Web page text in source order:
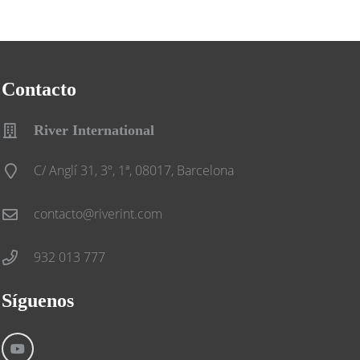
Contacto
River International
C/ Anglí 31, 3º, 1ª, 08017, Barcelona
contacto@riverint.com
932 013 777
Síguenos